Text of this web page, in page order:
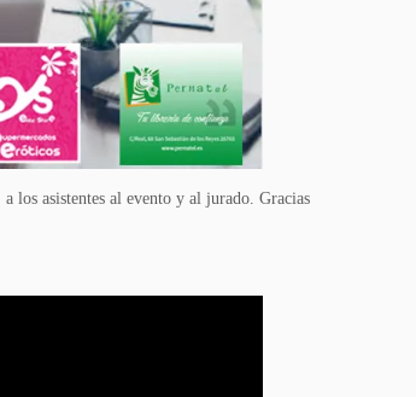
los asistentes al evento y al jurado. Gracias